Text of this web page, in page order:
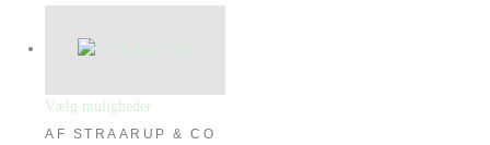
Vælg muligheder
AF STRAARUP & CO